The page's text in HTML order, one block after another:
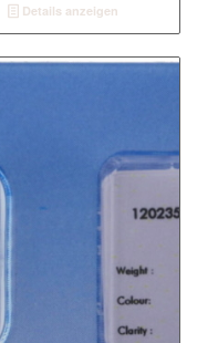
Details anzeigen